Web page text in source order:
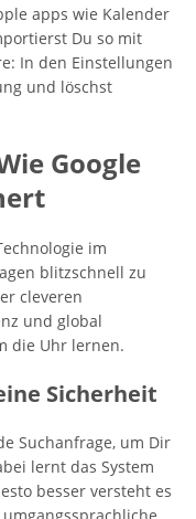
apps wie Kalender
Du so mit
In den Einstellungen
und löschst
Google
im
blitzschnell zu
cleveren
und global
die Uhr lernen.
Sicherheit
Suchanfrage, um Dir
lernt das System
besser versteht es